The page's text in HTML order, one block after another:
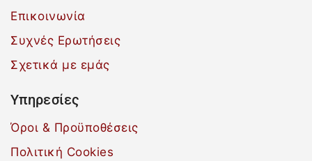
Επικοινωνία
Συχνές Ερωτήσεις
Σχετικά με εμάς
Υπηρεσίες
Όροι & Προϋποθέσεις
Πολιτική Cookies